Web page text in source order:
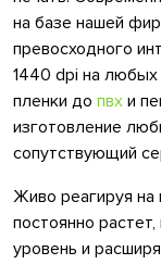
на базе нашей
превосходного
1440 dpi на любых
пленки до пвх и
изготовление
сопутствующий
Живо реагируя на
постоянно
уровень и